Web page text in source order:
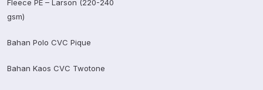
Fleece PE – Larson (220-240
gsm)
Bahan Polo CVC Pique
Bahan Kaos CVC Twotone